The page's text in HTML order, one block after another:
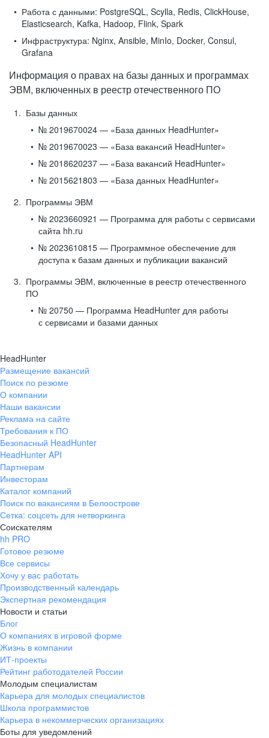
Работа с данными: PostgreSQL, Scylla, Redis, ClickHouse,
Elasticsearch, Kafka, Hadoop, Flink, Spark
Инфраструктура: Nginx, Ansible, MinIo, Docker, Consul,
Grafana
Информация о правах на базы данных и программах
ЭВМ, включенных в реестр отечественного ПО
Базы данных
№ 2019670024 — «База данных HeadHunter»
№ 2019670023 — «База вакансий HeadHunter»
№ 2018620237 — «База вакансий HeadHunter»
№ 2015621803 — «База данных HeadHunter»
Программы ЭВМ
№ 2023660921 — Программа для работы с сервисами
сайта hh.ru
№ 2023610815 — Программное обеспечение для
доступа к базам данных и публикации вакансий
Программы ЭВМ, включенные в реестр отечественного
ПО
№ 20750 — Программа HeadHunter для работы
с сервисами и базами данных
HeadHunter
Размещение вакансий
Поиск по резюме
О компании
Наши вакансии
Реклама на сайте
Требования к ПО
Безопасный HeadHunter
HeadHunter API
Партнерам
Инвесторам
Каталог компаний
Поиск по вакансиям в Белоострове
Сетка: соцсеть для нетворкинга
Соискателям
hh PRO
Готовое резюме
Все сервисы
Хочу у вас работать
Производственный календарь
Экспертная рекомендация
Новости и статьи
Блог
О компаниях в игровой форме
Жизнь в компании
ИТ-проекты
Рейтинг работодателей России
Молодым специалистам
Карьера для молодых специалистов
Школа программистов
Карьера в некоммерческих организациях
Боты для уведомлений